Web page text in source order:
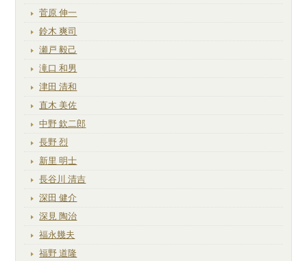
菅原 伸一
鈴木 爽司
瀬戸 毅己
滝口 和男
津田 清和
直木 美佐
中野 欽二郎
長野 烈
新里 明士
長谷川 清吉
深田 健介
深見 陶治
福永幾夫
福野 道隆